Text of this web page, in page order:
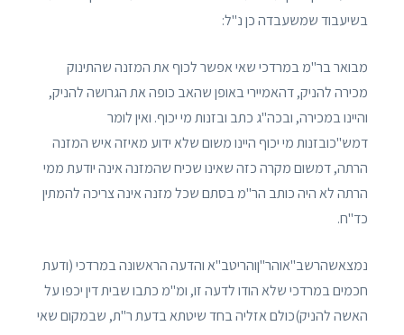
בשיעבוד שמשעבדה כן נ"ל:
מבואר בר"מ במרדכי שאי אפשר לכוף את המזנה שהתינוק
מכירה להניק, דהאמיירי באופן שהאב כופה את הגרושה להניק,
והיינו במכירה, ובכה"ג כתב ובזנות מי יכוף. ואין לומר
דמש"כובזנות מי יכוף היינו משום שלא ידוע מאיזה איש המזנה
הרתה, דמשום מקרה כזה שאינו שכיח שהמזנה אינה יודעת ממי
הרתה לא היה כותב הר"מ בסתם שכל מזנה אינה צריכה להמתין
כד"ח.
נמצאשהרשב"אוהר"ןוהריטב"א והדעה הראשונה במרדכי (ודעת
חכמים במרדכי שלא הודו לדעה זו, ומ"מ כתבו שבית דין יכפו על
האשה להניק)כולם אזליה בחד שיטתא בדעת ר"ת, שבמקום שאי